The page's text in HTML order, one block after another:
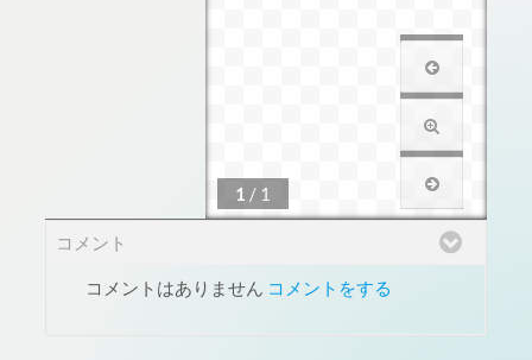
1 / 1
コメント
コメントはありません コメントをする